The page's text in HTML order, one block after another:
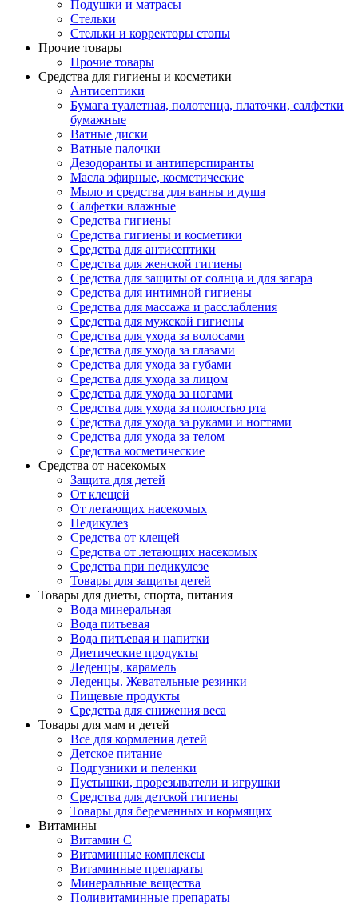
Подушки и матрасы
Стельки
Стельки и корректоры стопы
Прочие товары
Прочие товары
Средства для гигиены и косметики
Антисептики
Бумага туалетная, полотенца, платочки, салфетки
бумажные
Ватные диски
Ватные палочки
Дезодоранты и антиперспиранты
Масла эфирные, косметические
Мыло и средства для ванны и душа
Салфетки влажные
Средства гигиены
Средства гигиены и косметики
Средства для антисептики
Средства для женской гигиены
Средства для защиты от солнца и для загара
Средства для интимной гигиены
Средства для массажа и расслабления
Средства для мужской гигиены
Средства для ухода за волосами
Средства для ухода за глазами
Средства для ухода за губами
Средства для ухода за лицом
Средства для ухода за ногами
Средства для ухода за полостью рта
Средства для ухода за руками и ногтями
Средства для ухода за телом
Средства косметические
Средства от насекомых
Защита для детей
От клещей
От летающих насекомых
Педикулез
Средства от клещей
Средства от летающих насекомых
Средства при педикулезе
Товары для защиты детей
Товары для диеты, спорта, питания
Вода минеральная
Вода питьевая
Вода питьевая и напитки
Диетические продукты
Леденцы, карамель
Леденцы. Жевательные резинки
Пищевые продукты
Средства для снижения веса
Товары для мам и детей
Все для кормления детей
Детское питание
Подгузники и пеленки
Пустышки, прорезыватели и игрушки
Средства для детской гигиены
Товары для беременных и кормящих
Витамины
Витамин С
Витаминные комплексы
Витаминные препараты
Минеральные вещества
Поливитаминные препараты